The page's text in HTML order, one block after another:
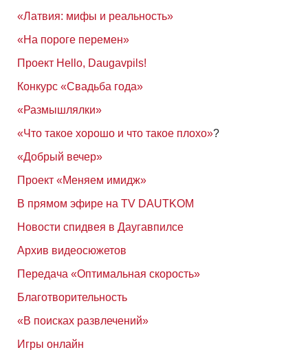
«Латвия: мифы и реальность»
«На пороге перемен»
Проект Hello, Daugavpils!
Конкурс «Свадьба года»
«Размышлялки»
«Что такое хорошо и что такое плохо»?
«Добрый вечер»
Проект «Меняем имидж»
В прямом эфире на TV DAUTKOM
Новости спидвея в Даугавпилсе
Архив видеосюжетов
Передача «Оптимальная скорость»
Благотворительность
«В поисках развлечений»
Игры онлайн